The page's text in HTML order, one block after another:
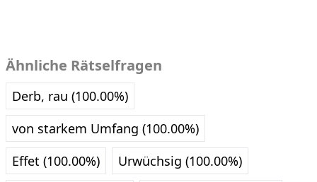
Ähnliche Rätselfragen
Derb, rau (100.00%)
von starkem Umfang (100.00%)
Effet (100.00%)
Urwüchsig (100.00%)